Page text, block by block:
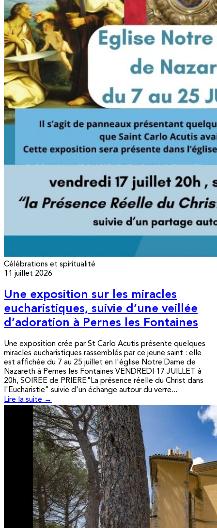
Célébrations et spiritualité
11 juillet 2026
Une exposition sur les miracles
eucharistiques, suivie d’une veillée
d’adoration à Pernes les Fontaines
Une exposition crée par St Carlo Acutis présente quelques
miracles eucharistiques rassemblés par ce jeune saint : elle
est affichée du 7 au 25 juillet en l'église Notre Dame de
Nazareth à Pernes les Fontaines VENDREDI 17 JUILLET à
20h, SOIREE de PRIERE"La présence réelle du Christ dans
l'Eucharistie" suivie d'un échange autour du verre...
Lire la suite →